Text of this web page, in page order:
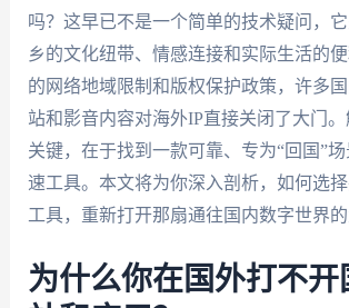
吗？这早已不是一个简单的技术疑问，
乡的文化纽带、情感连接和实际生活的
的网络地域限制和版权保护政策，许多
站和影音内容对海外IP直接关闭了大门
关键，在于找到一款可靠、专为“回国”
速工具。本文将为你深入剖析，如何选
工具，重新打开那扇通往国内数字世界的
为什么你在国外打不开